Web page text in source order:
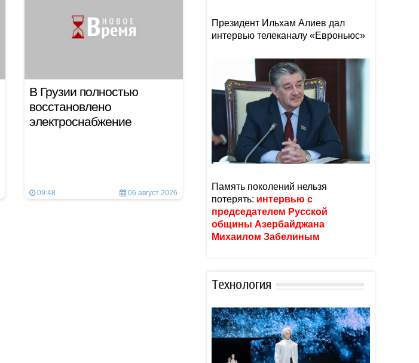
В Грузии полностью
восстановлено
электроснабжение
09:48 06 август 2026
Президент Ильхам Алиев дал
интервью телеканалу «Евроньюс»
Память поколений нельзя
потерять: интервью с
председателем Русской
общины Азербайджана
Михаилом Забелиным
Тexнoлoгия